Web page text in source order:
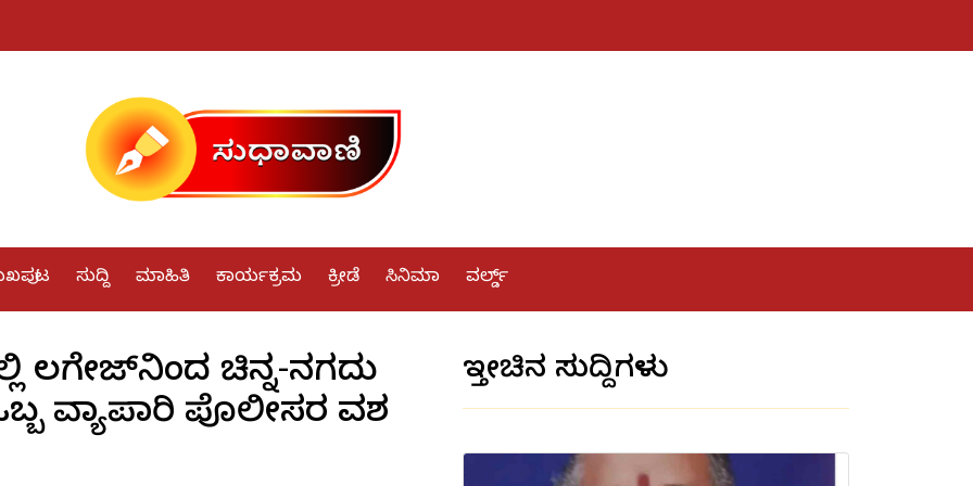
ಸುದ್ದಿ ಮಾಹಿತಿ ಕಾರ್ಯಕ್ರಮ ಕ್ರೀಡೆ ಸಿನಿಮಾ ವರ್ಲ್ಡ್
ಲಗೇಜ್‌ನಿಂದ ಚಿನ್ನ-ನಗದು
ವ್ಯಾಪಾರಿ ಪೊಲೀಸರ ವಶ
ಇತ್ತೀಚಿನ ಸುದ್ದಿಗಳು